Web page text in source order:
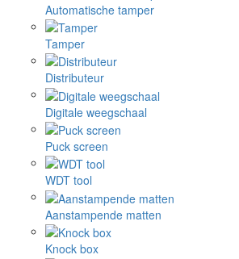
Automatische tamper
Tamper
Distributeur
Digitale weegschaal
Puck screen
WDT tool
Aanstampende matten
Knock box